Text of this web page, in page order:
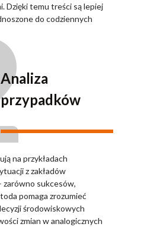
Dzięki temu treści są lepiej
do codziennych
Analiza
przypadków
na przykładach
z zakładów
zarówno sukcesów,
pomaga zrozumieć
środowiskowych
zmian w analogicznych